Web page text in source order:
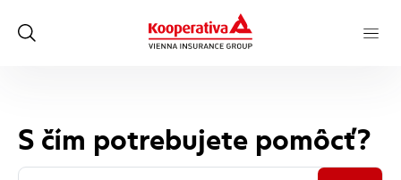
S čím potrebujete pomôcť?